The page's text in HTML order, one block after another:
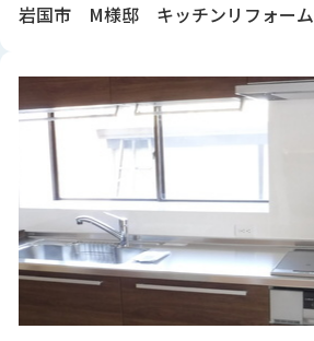
岩国市 M様邸 キッチンリフォーム